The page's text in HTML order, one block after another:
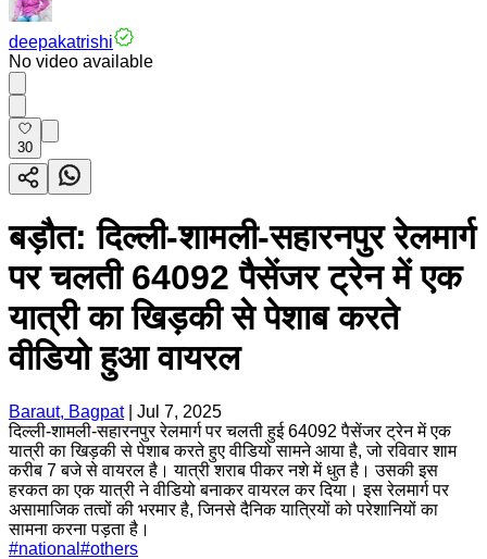
deepakatrishi
No video available
30
बड़ौत: दिल्ली-शामली-सहारनपुर रेलमार्ग
पर चलती 64092 पैसेंजर ट्रेन में एक
यात्री का खिड़की से पेशाब करते
वीडियो हुआ वायरल
Baraut, Bagpat| Jul 7, 2025
दिल्ली-शामली-सहारनपुर रेलमार्ग पर चलती हुई 64092 पैसेंजर ट्रेन में एक
यात्री का खिड़की से पेशाब करते हुए वीडियो सामने आया है, जो रविवार शाम
करीब 7 बजे से वायरल है। यात्री शराब पीकर नशे में धुत है। उसकी इस
हरकत का एक यात्री ने वीडियो बनाकर वायरल कर दिया। इस रेलमार्ग पर
असामाजिक तत्वों की भरमार है, जिनसे दैनिक यात्रियों को परेशानियों का
सामना करना पड़ता है।
#national #others